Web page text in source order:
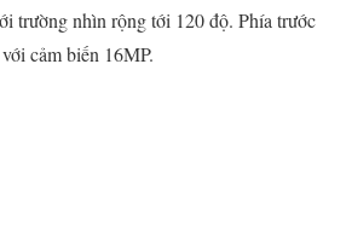
trường nhìn rộng tới 120 độ. Phía trước
cảm biến 16MP.